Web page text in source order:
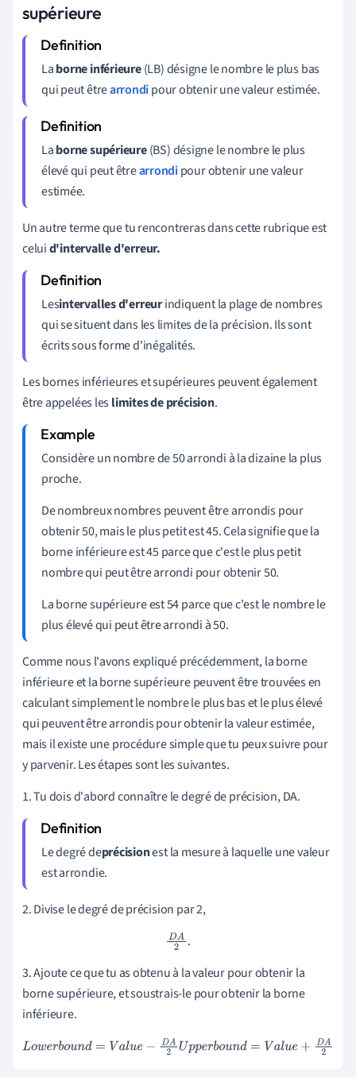
supérieure
Laborne inférieure(LB) désigne le nombre le plus bas
qui peut êtrearrondipour obtenir une valeur estimée.
Laborne supérieure(BS) désigne le nombre le plus
élevé qui peut êtrearrondipour obtenir une valeur
estimée.
Un autre terme que tu rencontreras dans cette rubrique est
celuid'intervalle d'erreur.
Lesintervalles d'erreurindiquent la plage de nombres
qui se situent dans les limites de la précision. Ils sont
écrits sous forme d'inégalités.
Les bornes inférieures et supérieures peuvent également
être appelées leslimites de précision.
Considère un nombre de 50 arrondi à la dizaine la plus
proche.
De nombreux nombres peuvent être arrondis pour
obtenir 50, mais le plus petit est 45. Cela signifie que la
borne inférieure est 45 parce que c'est le plus petit
nombre qui peut être arrondi pour obtenir 50.
La borne supérieure est 54 parce que c'est le nombre le
plus élevé qui peut être arrondi à 50.
Comme nous l'avons expliqué précédemment, la borne
inférieure et la borne supérieure peuvent être trouvées en
calculant simplement le nombre le plus bas et le plus élevé
qui peuvent être arrondis pour obtenir la valeur estimée,
mais il existe une procédure simple que tu peux suivre pour
y parvenir. Les étapes sont les suivantes.
1. Tu dois d'abord connaître le degré de précision, DA.
Ledegré deprécisionest la mesure à laquelle une valeur
est arrondie.
2. Divise le degré de précision par 2,
DA2.
3. Ajoute ce que tu as obtenu à la valeur pour obtenir la
borne supérieure, et soustrais-le pour obtenir la borne
inférieure.
Lowerbound=Va lue-DA 2U pperbound=Value+DA2